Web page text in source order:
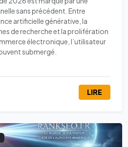
sans précédent. Entre
artificielle générative, la
de recherche et la prolifération
électronique, l’utilisateur
submergé.
LIRE